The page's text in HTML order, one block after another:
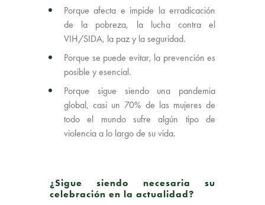
Porque afecta e impide la erradicación
de la pobreza, la lucha contra el
VIH/SIDA, la paz y la seguridad.
Porque se puede evitar, la prevención es
posible y esencial.
Porque sigue siendo una pandemia
global, casi un 70% de las mujeres de
todo el mundo sufre algún tipo de
violencia a lo largo de su vida.
¿Sigue siendo necesaria su
celebración en la actualidad?